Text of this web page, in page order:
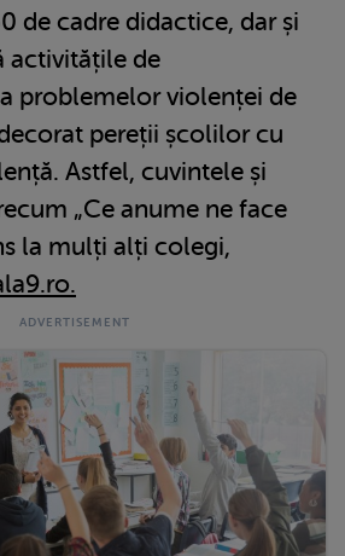
de cadre didactice, dar și
activitățile de
problemelor violenței de
pereții școlilor cu
Astfel, cuvintele și
„Ce anume ne face
la mulți alți colegi,